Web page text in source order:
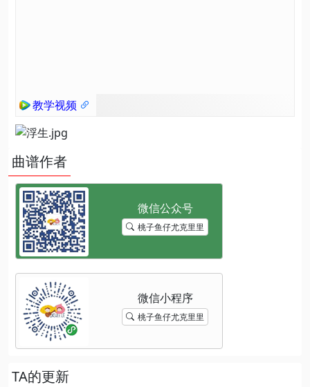
教学视频
曲谱作者
桃子鱼仔尤克里里
桃子鱼仔尤克里里
TA的更新